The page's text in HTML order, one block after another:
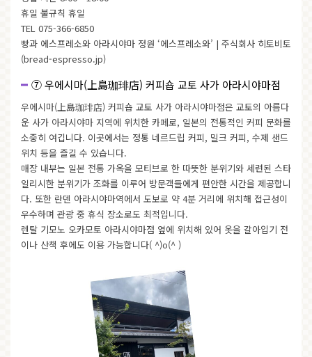
휴일 불규칙 휴일
TEL 075-366-6850
빵과 에스프레소와 아라시야마 정원 ‘에스프레소와’ | 주식회사 히토비토
(bread-espresso.jp)
⑦ 우에시마(上島珈琲店) 커피숍 교토 사가 아라시야마점
우에시마(上島珈琲店) 커피숍 교토 사가 아라시야마점은 교토의 아름다
운 사가 아라시야마 지역에 위치한 카페로, 일본의 전통적인 커피 문화를
소중히 여깁니다. 이곳에서는 정통 네르드립 커피, 밀크 커피, 수제 샌드
위치 등을 즐길 수 있습니다.
매장 내부는 일본 전통 가옥을 모티브로 한 따뜻한 분위기와 세련된 스타
일리시한 분위기가 조화를 이루어 방문객들에게 편안한 시간을 제공합니
다. 또한 란덴 아라시야마역에서 도보로 약 4분 거리에 위치해 접근성이
우수하며 관광 중 휴식 장소로도 최적입니다.
렌탈 기모노 오카모토 아라시야마점 옆에 위치해 있어 옷을 갈아입기 전
이나 산책 후에도 이용 가능합니다( ^)o(^ )